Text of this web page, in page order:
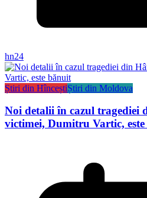
hn24
Știri din HînceștiȘtiri din Moldova
Noi detalii în cazul tragediei
victimei, Dumitru Vartic,